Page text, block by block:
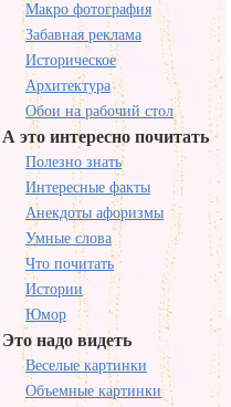
Макро фотография
Забавная реклама
Историческое
Архитектура
Обои на рабочий стол
А это интересно почитать
Полезно знать
Интересные факты
Анекдоты афоризмы
Умные слова
Что почитать
Истории
Юмор
Это надо видеть
Веселые картинки
Объемные картинки